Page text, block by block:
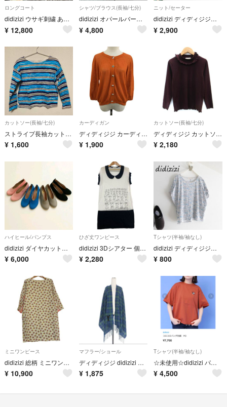
ロングコート
didizizi ウサギ刺繍 あったかボア、キルティング ロングコート
¥ 12,800
シャツ/ブラウス(長袖/七分)
didizizi オパールバードレースブラウス
¥ 4,800
ニット/セーター
didizizi ディディジジ ゴールドラメ リブニット フリル
¥ 2,900
カットソー(長袖/七分)
ストライプ長袖カットソー ディディジジ
¥ 1,600
カーディガン
ディディジジ カーディガン ニット ラウンドネック 無地 七分袖 F オレンジ
¥ 1,900
カットソー(長袖/七分)
ディディジジ カットソー 長袖 オフネック フリル リブ F ダークパープル
¥ 2,180
ハイヒール/パンプス
didizizi ダイヤカットクリアヒールパンプス
¥ 6,000
ひざ丈ワンピース
didizizi 3Dシアター 個性的 柄 人 ワンピース ホワイト サイズF
¥ 2,280
Tシャツ(半袖/袖なし)
didizizi ディディジジ ドルマンTシャツ 柄 英字
¥ 800
ミニワンピース
didizizi 総柄 ミニワンピース 個性的 ベージュ サイズ F
¥ 10,900
マフラー/ショール
ディディジジ didizizi チェック柄 マフラー ストール フリンジ
¥ 1,875
Tシャツ(半袖/袖なし)
☆未使用☆didizizi パンダ刺繍カットソー
¥ 4,500